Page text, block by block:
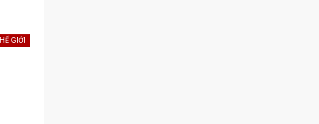
GIỚI